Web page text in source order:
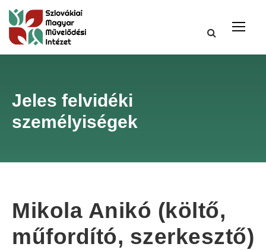
Jeles felvidéki
személyiségek
Mikola Anikó (költő,
műfordító, szerkesztő)